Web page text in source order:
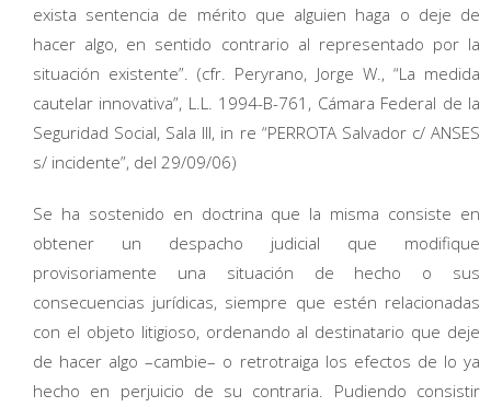
exista sentencia de mérito que alguien haga o deje de
hacer algo, en sentido contrario al representado por la
situación existente”. (cfr. Peryrano, Jorge W., “La medida
cautelar innovativa”, L.L. 1994-B-761, Cámara Federal de la
Seguridad Social, Sala III, in re “PERROTA Salvador c/ ANSES
s/ incidente”, del 29/09/06)
Se ha sostenido en doctrina que la misma consiste en
obtener un despacho judicial que modifique
provisoriamente una situación de hecho o sus
consecuencias jurídicas, siempre que estén relacionadas
con el objeto litigioso, ordenando al destinatario que deje
de hacer algo –cambie– o retrotraiga los efectos de lo ya
hecho en perjuicio de su contraria. Pudiendo consistir